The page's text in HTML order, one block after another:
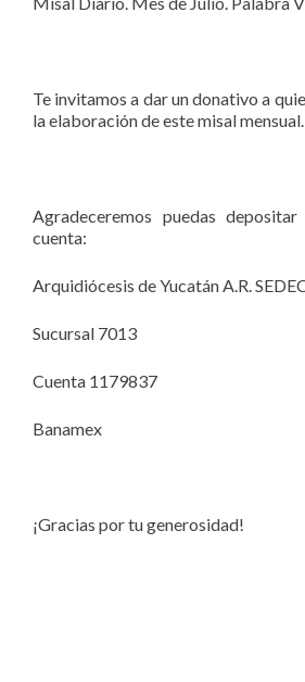
Te invitamos a dar un donativo a
la elaboración de este misal mensual.
Agradeceremos puedas
cuenta:
Arquidiócesis de Yucatán A.R.
Sucursal 7013
Cuenta 1179837
Banamex
¡Gracias por tu generosidad!